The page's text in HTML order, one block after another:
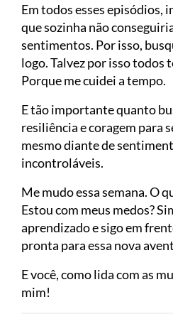
Em todos esses episódios,
que sozinha não
sentimentos. Por isso,
logo. Talvez por isso todos
Porque me cuidei a tempo.
E tão importante quanto
resiliência e coragem para
mesmo diante de
incontroláveis.
Me mudo essa semana. O
Estou com meus medos?
aprendizado e sigo em
pronta para essa nova
E você, como lida com as
mim!